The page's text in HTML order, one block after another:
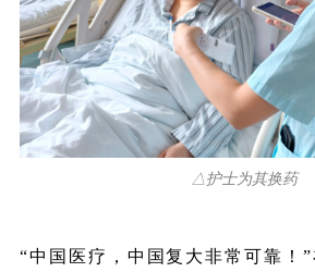
△护士为其换药
“中国医疗，中国复大非常可靠！